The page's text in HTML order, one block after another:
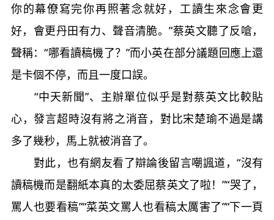
你的幕僚寫完你再照著念就好，工讀生來念會更
好，會更丹田有力、聲音清脆。”蔡英文聽了反嗆，
聲稱：“哪看讀稿機了？”而小英在部分議題回應上還
是卡個不停，而且一度口誤。
“中天新聞”、主辦單位似乎是對蔡英文比較貼
心，發言超時沒有將之消音，對比宋楚瑜不過是講
多了幾秒，馬上就被消音了。
對此，也有網友看了辯論後留言嘲諷道，“沒有
讀稿機而是翻紙本真的太委屈蔡英文了啦！”“哭了，
罵人也要看稿”“菜英文罵人也看稿太厲害了”“下一頁